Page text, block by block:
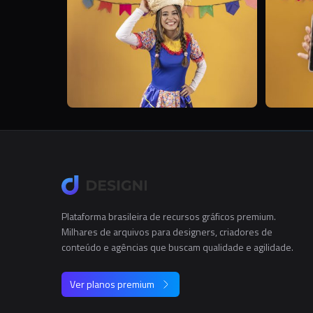
Plataforma brasileira de recursos gráficos premium.
Milhares de arquivos para designers, criadores de
conteúdo e agências que buscam qualidade e agilidade.
Ver planos premium